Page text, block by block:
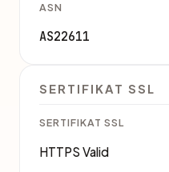
ASN
AS22611
SERTIFIKAT SSL
SERTIFIKAT SSL
HTTPS Valid